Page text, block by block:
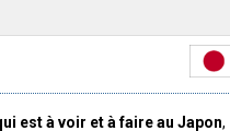
est à voir et à faire au Japon,